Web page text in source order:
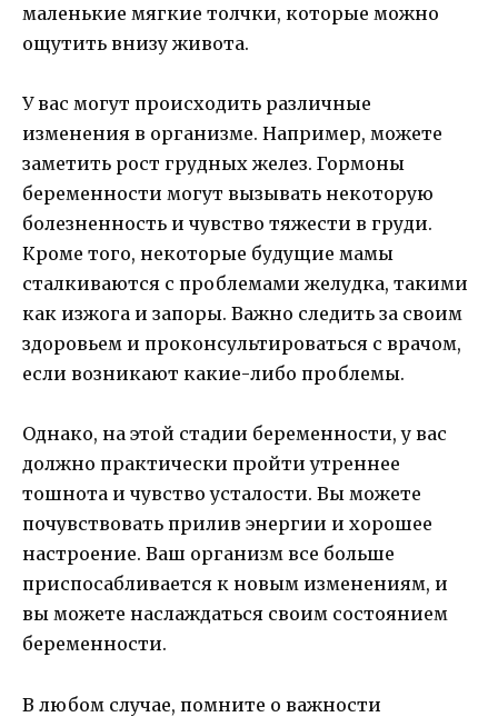
маленькие мягкие толчки, которые можно
ощутить внизу живота.
У вас могут происходить различные
изменения в организме. Например, можете
заметить рост грудных желез. Гормоны
беременности могут вызывать некоторую
болезненность и чувство тяжести в груди.
Кроме того, некоторые будущие мамы
сталкиваются с проблемами желудка, такими
как изжога и запоры. Важно следить за своим
здоровьем и проконсультироваться с врачом,
если возникают какие-либо проблемы.
Однако, на этой стадии беременности, у вас
должно практически пройти утреннее
тошнота и чувство усталости. Вы можете
почувствовать прилив энергии и хорошее
настроение. Ваш организм все больше
приспосабливается к новым изменениям, и
вы можете наслаждаться своим состоянием
беременности.
В любом случае, помните о важности